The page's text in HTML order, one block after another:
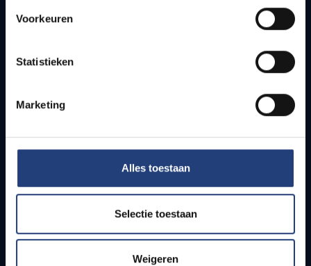
Voorkeuren
Statistieken
Marketing
Alles toestaan
Selectie toestaan
Weigeren
How to get to the VUB campuses
Students
PhD students
Teachers and secondary schools
Working students